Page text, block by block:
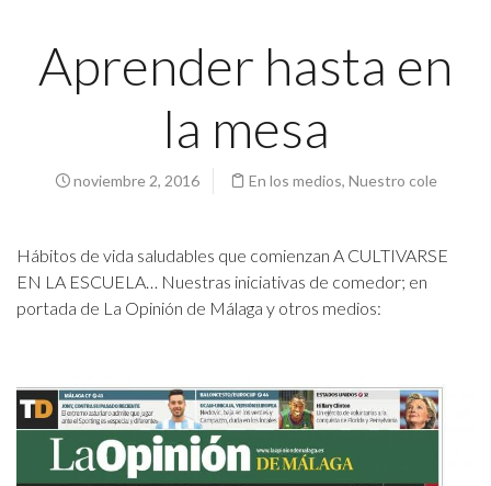
Aprender hasta en
la mesa
noviembre 2, 2016 En los medios, Nuestro cole
Hábitos de vida saludables que comienzan A CULTIVARSE
EN LA ESCUELA… Nuestras iniciativas de comedor; en
portada de La Opinión de Málaga y otros medios: